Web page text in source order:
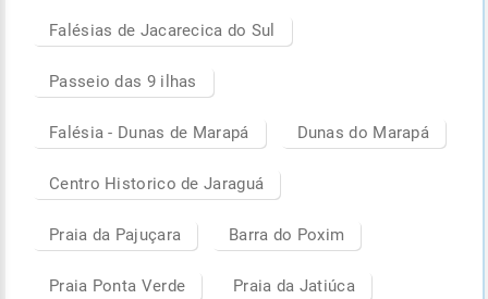
Falésias de Jacarecica do Sul
Passeio das 9 ilhas
Falésia - Dunas de Marapá Dunas do Marapá
Centro Historico de Jaraguá
Praia da Pajuçara Barra do Poxim
Praia Ponta Verde Praia da Jatiúca